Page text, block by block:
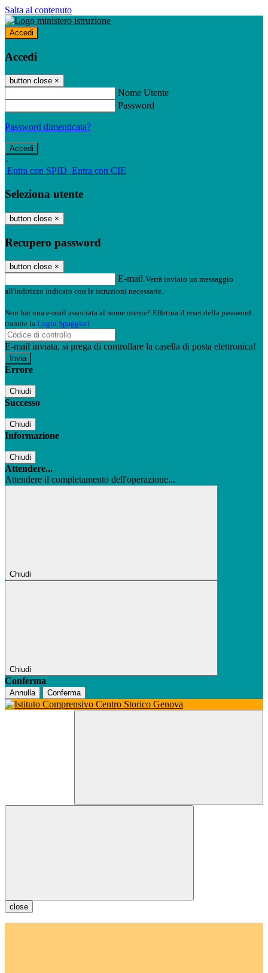
Salta al contenuto
Accedi
Accedi
button close ×
Nome Utente
Password
Password dimenticata?
-
Entra con SPID Entra con CIE
Seleziona utente
button close ×
Recupero password
button close ×
E-mail Verrà inviato un messaggio
all'indirizzo indicato con le istruzioni necessarie.
Non hai una e-mail associata al nome utente? Effettua il reset della password
tramite la Login Spaggiari
E-mail inviata, si prega di controllare la casella di posta elettronica!
Errore
Chiudi
Successo
Chiudi
Informazione
Chiudi
Attendere...
Attendere il completamento dell'operazione...
Chiudi
Chiudi
Conferma
Annulla Conferma
close